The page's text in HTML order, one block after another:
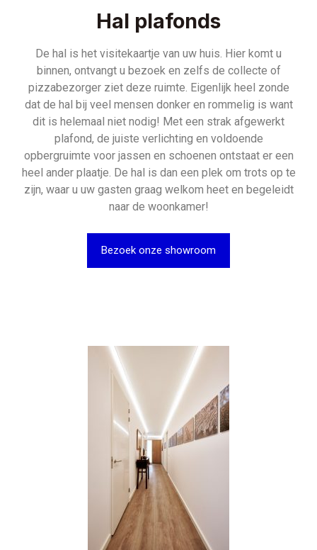
Hal plafonds
De hal is het visitekaartje van uw huis. Hier komt u
binnen, ontvangt u bezoek en zelfs de collecte of
pizzabezorger ziet deze ruimte. Eigenlijk heel zonde
dat de hal bij veel mensen donker en rommelig is want
dit is helemaal niet nodig! Met een strak afgewerkt
plafond, de juiste verlichting en voldoende
opbergruimte voor jassen en schoenen ontstaat er een
heel ander plaatje. De hal is dan een plek om trots op te
zijn, waar u uw gasten graag welkom heet en begeleidt
naar de woonkamer!
Bezoek onze showroom